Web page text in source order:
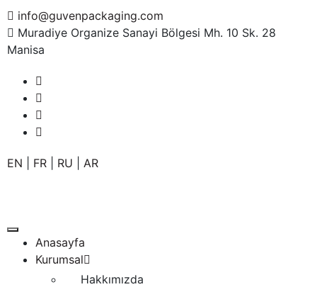
info@guvenpackaging.com
Muradiye Organize Sanayi Bölgesi Mh. 10 Sk. 28
Manisa
EN FR RU AR
Anasayfa
Kurumsal
Hakkımızda